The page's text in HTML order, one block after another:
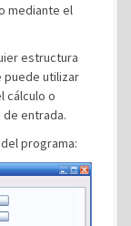
mediante el
estructura
puede utilizar
cálculo o
entrada.
programa: